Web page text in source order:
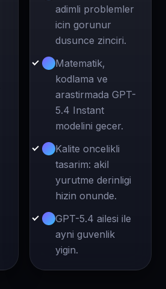
adimli problemler
icin gorunur
dusunce zinciri.
Matematik,
kodlama ve
arastirmada GPT-
5.4 Instant
modelini gecer.
Kalite oncelikli
tasarim: akil
yurutme derinligi
hizin onunde.
GPT-5.4 ailesi ile
ayni guvenlik
yigin.